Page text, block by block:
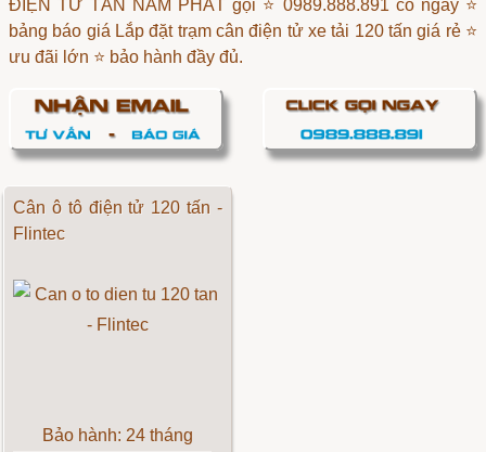
ĐIỆN TỬ TÂN NAM PHÁT gọi ⭐ 0989.888.891 có ngay ⭐
bảng báo giá Lắp đặt trạm cân điện tử xe tải 120 tấn giá rẻ ⭐
ưu đãi lớn ⭐ bảo hành đầy đủ.
Cân ô tô điện tử 120 tấn -
Flintec
Bảo hành: 24 tháng